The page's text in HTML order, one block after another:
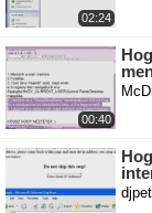
02:24
00:40